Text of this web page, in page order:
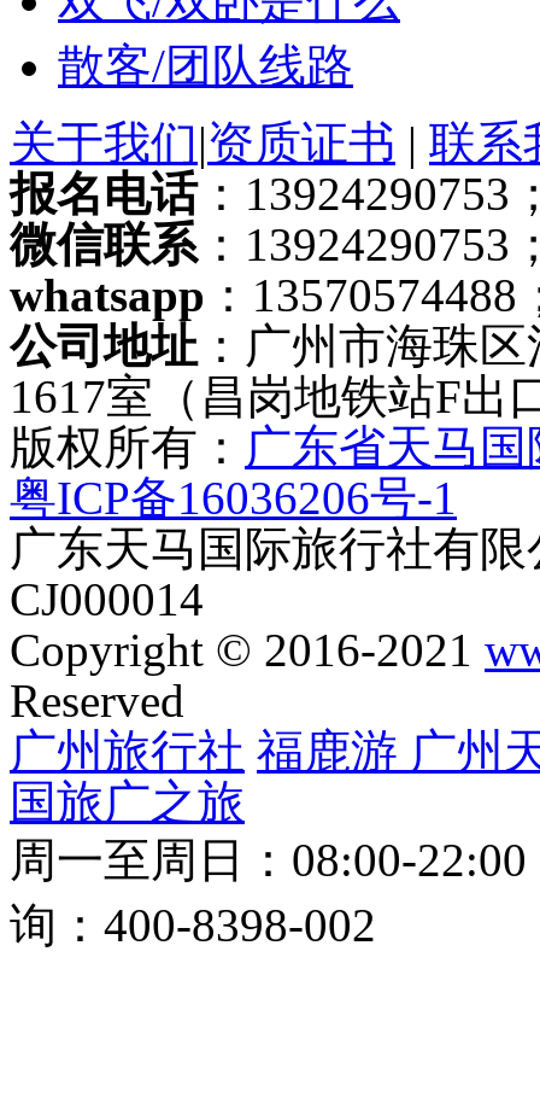
散客/团队线路
关于我们|资质证书 | 联系
报名电话：13924290753
微信联系 ：13924290753
whatsapp ：13570574488
公司地址 ：广州市海珠
1617室（昌岗地铁站F出
版权所有： 广东省天马
粤ICP备16036206号-1
广东天马国际旅行社有
CJ000014
Copyright © 2016-2021
Reserved
广州旅行社 福鹿游 广州
国旅广之旅
周一至周日：08:00-
询：400-8398-002